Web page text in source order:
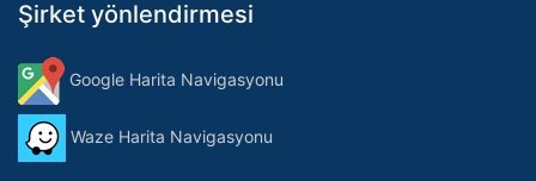
Şirket yönlendirmesi
Google Harita Navigasyonu
Waze Harita Navigasyonu